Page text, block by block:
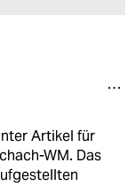
Artikel für
WM. Das